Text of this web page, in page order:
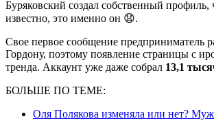
Буряковский создал собственный
известно, это именно он 😧.
Свое первое сообщение предприниматель
Гордону, поэтому появление страницы с
тренда. Аккаунт уже даже собрал 13,1
БОЛЬШЕ ПО ТЕМЕ:
Оля Полякова изменяла или нет?